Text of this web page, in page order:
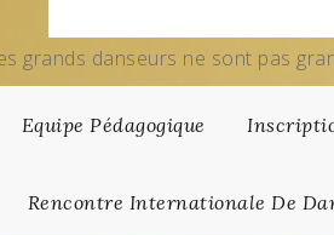
grands danseurs ne sont pas
Equipe Pédagogique
Rencontre Internationale De